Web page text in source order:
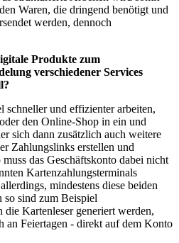
Waren, die dringend benötigt und
werden, dennoch
Produkte zum
verschiedener Services
schneller und effizienter arbeiten,
den Online-Shop in ein und
sich dann zusätzlich auch weitere
Zahlungslinks erstellen und
das Geschäftskonto dabei nicht
Kartenzahlungsterminals
mindestens diese beiden
so sind zum Beispiel
die Kartenleser generiert werden,
an Feiertagen - direkt auf dem Konto